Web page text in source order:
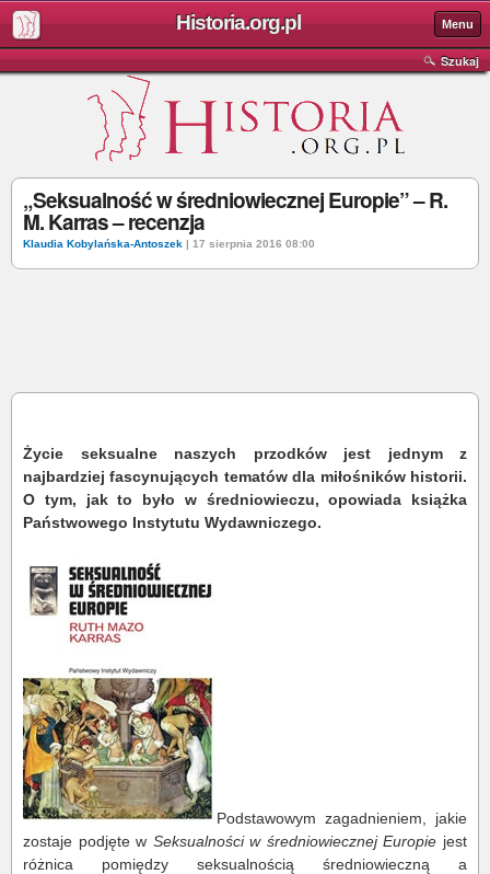
Historia.org.pl Menu
Szukaj
„Seksualność w średniowiecznej Europie” – R.
M. Karras – recenzja
Klaudia Kobylańska-Antoszek | 17 sierpnia 2016 08:00
Życie seksualne naszych przodków jest jednym z
najbardziej fascynujących tematów dla miłośników historii.
O tym, jak to było w średniowieczu, opowiada książka
Państwowego Instytutu Wydawniczego.
Podstawowym zagadnieniem, jakie
zostaje podjęte w Seksualności w średniowiecznej Europie jest
różnica pomiędzy seksualnością średniowieczną a